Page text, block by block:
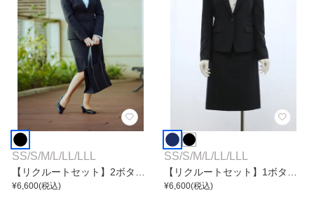
SS/S/M/L /LL /LLL
【リクルートセット】2ボタン
テーラードジャケットスーツ
¥6,600(税込)
SS/S/M/L /LL /LLL
【リクルートセット】1ボタン
無地テーラードジャケットタイ
¥6,600(税込)